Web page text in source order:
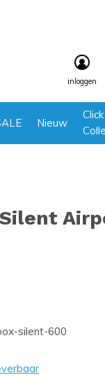
Nieuw
inloggen
silent-600